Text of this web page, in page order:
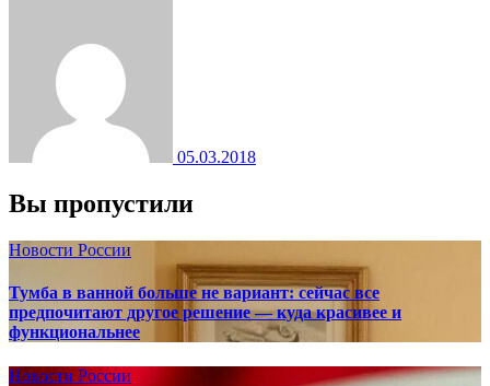
05.03.2018
Вы пропустили
Новости России
Тумба в ванной больше не вариант: сейчас все
предпочитают другое решение — куда красивее и
функциональнее
Новости России